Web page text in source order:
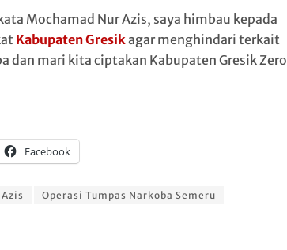
Mochamad Nur Azis, saya himbau kepada
Kabupaten Gresikagar menghindari terkait
dan mari kita ciptakan Kabupaten Gresik Zero
Facebook
Operasi Tumpas Narkoba Semeru